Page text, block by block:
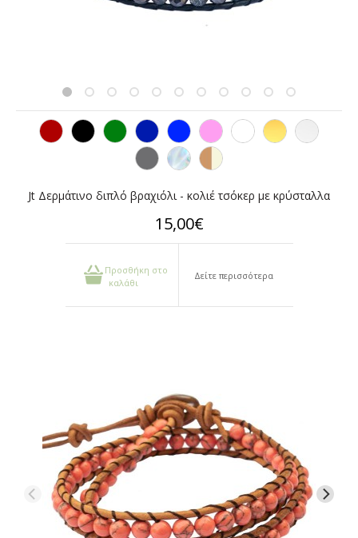
Jt Δερμάτινο διπλό βραχιόλι - κολιέ τσόκερ με κρύσταλλα
15,00€
Προσθήκη στο
καλάθι
Δείτε περισσότερα